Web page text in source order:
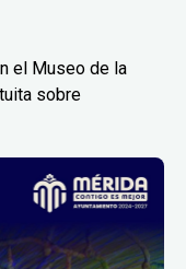
el Museo de la
sobre